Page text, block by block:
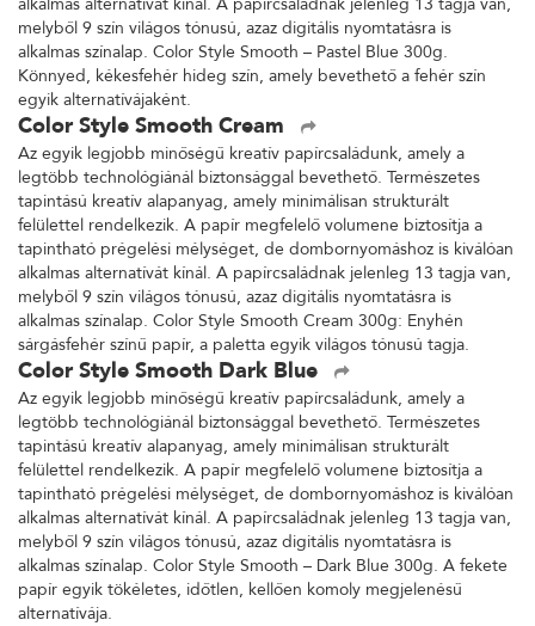
melyből 9 szín világos tónusú, azaz digitális nyomtatásra is
alkalmas színalap. Color Style Smooth – Pastel Blue 300g.
Könnyed, kékesfehér hideg szín, amely bevethető a fehér szín
egyik alternatívájaként.
Color Style Smooth Cream
Az egyik legjobb minőségű kreatív papírcsaládunk, amely a
legtöbb technológiánál biztonsággal bevethető. Természetes
tapintású kreatív alapanyag, amely minimálisan strukturált
felülettel rendelkezik. A papír megfelelő volumene biztosítja a
tapintható prégelési mélységet, de dombornyomáshoz is kiválóan
alkalmas alternatívát kínál. A papírcsaládnak jelenleg 13 tagja van,
melyből 9 szín világos tónusú, azaz digitális nyomtatásra is
alkalmas színalap. Color Style Smooth Cream 300g: Enyhén
sárgásfehér színű papír, a paletta egyik világos tónusú tagja.
Color Style Smooth Dark Blue
Az egyik legjobb minőségű kreatív papírcsaládunk, amely a
legtöbb technológiánál biztonsággal bevethető. Természetes
tapintású kreatív alapanyag, amely minimálisan strukturált
felülettel rendelkezik. A papír megfelelő volumene biztosítja a
tapintható prégelési mélységet, de dombornyomáshoz is kiválóan
alkalmas alternatívát kínál. A papírcsaládnak jelenleg 13 tagja van,
melyből 9 szín világos tónusú, azaz digitális nyomtatásra is
alkalmas színalap. Color Style Smooth – Dark Blue 300g. A fekete
papír egyik tökéletes, időtlen, kellően komoly megjelenésű
alternatívája.